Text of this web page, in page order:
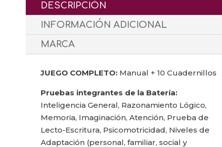
DESCRIPCIÓN
INFORMACIÓN ADICIONAL
MARCA
JUEGO COMPLETO: Manual + 10 Cuadernillos
Pruebas integrantes de la Batería:
Inteligencia General, Razonamiento Lógico,
Memoria, Imaginación, Atención, Prueba de
Lecto-Escritura, Psicomotricidad, Niveles de
Adaptación (personal, familiar, social y